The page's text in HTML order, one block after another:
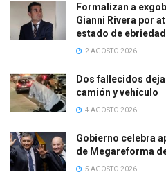
Formalizan a
Gianni Rivera por
estado de ebriedad
2 AGOSTO 2026
Dos fallecidos
camión y vehículo
4 AGOSTO 2026
Gobierno celebra
de Megareforma
5 AGOSTO 2026